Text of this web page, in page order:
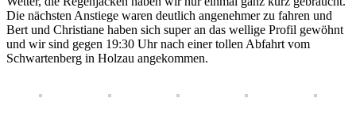
Die nächsten Anstiege waren deutlich angenehmer zu fahren und
Bert und Christiane haben sich super an das wellige Profil gewöhnt
und wir sind gegen 19:30 Uhr nach einer tollen Abfahrt vom
Schwartenberg in Holzau angekommen.